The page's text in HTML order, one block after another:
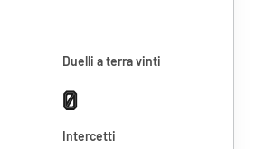
Duelli a terra vinti
0
Intercetti